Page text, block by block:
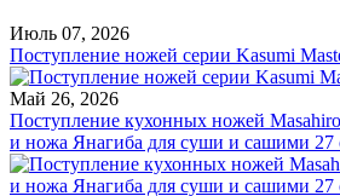
Июль 07, 2026
Поступление ножей серии Kasumi
Май 26, 2026
Поступление кухонных ножей
и ножа Янагиба для суши и сашими 27